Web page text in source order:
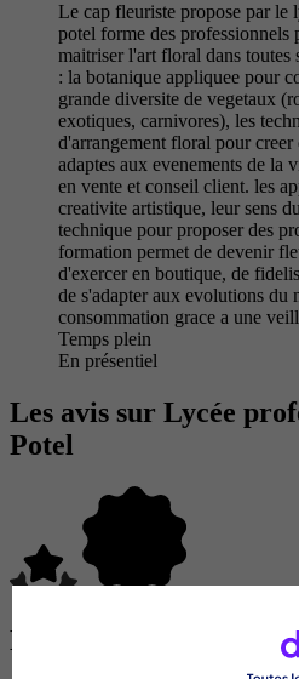
Le cap fleuriste propose par le
potel forme des professionnels
maitriser l'art floral dans toutes
: la botanique appliquee pour
grande diversite de vegetaux
exotiques, carnivores), les
d'arrangement floral pour
adaptes aux evenements de la
en vente et conseil client. les
creativite artistique, leur sens
technique pour proposer des
formation permet de devenir
d'exercer en boutique, de
de s'adapter aux evolutions du
consommation grace a une
Temps plein
En présentiel
Les avis sur Lycée
Potel
Donne ton avis !